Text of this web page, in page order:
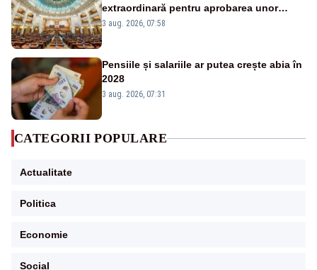
extraordinară pentru aprobarea unor
jaloane din PNRR
3 aug. 2026, 07:58
Pensiile și salariile ar putea crește abia în
2028
3 aug. 2026, 07:31
CATEGORII POPULARE
Actualitate
Politica
Economie
Social